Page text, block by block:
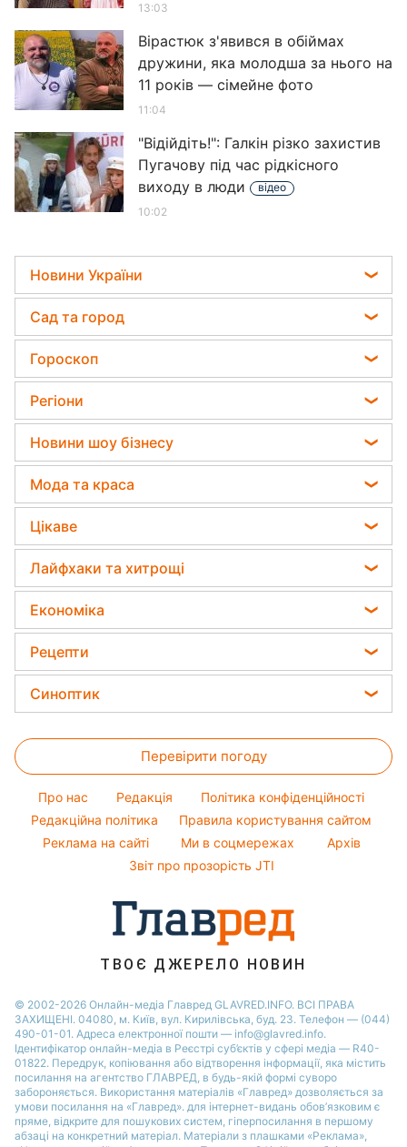
13:03
Вірастюк з'явився в обіймах
дружини, яка молодша за нього на
11 років — сімейне фото
11:04
"Відійдіть!": Галкін різко захистив
Пугачову під час рідкісного
виходу в люди
відео
10:02
Тополя розкрила, як живуть її діти
після розлучення
24 липня, п'ятниця
Невпізнанний Джонні Депп
з'явився перед фанатами — як він
Каменських з'явилася у Юрмалі
"Артем Пивоваров стане батьком":
дружини співака
"Ледве ноги тягну": Алла Пугачова
вперше визнала проблеми зі
здоров'ям
13:01
"Можу плюнути в обличчя":
Стужук накинулася на Вербу та
втікача Волошина
11:07
поскаржилася на некеровану
дочку
09:59
"Материнська провина": Регіна
Тодоренко "кочує" з трьома
дітьми
05:55
23 липня, четвер
Зробити перерву: Ярославський